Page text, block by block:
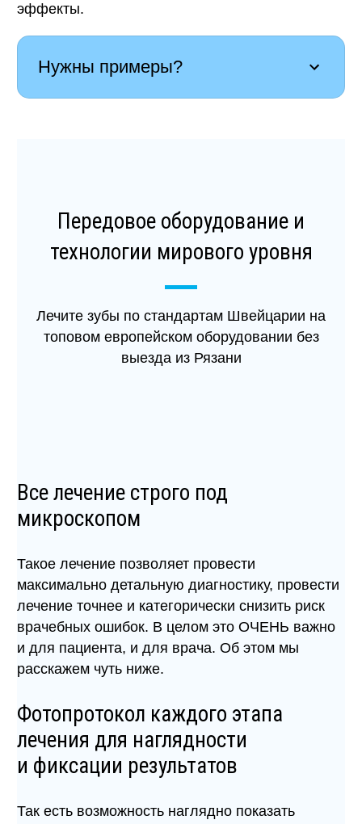
эффекты.
Нужны примеры?
Передовое оборудование и
технологии мирового уровня
Лечите зубы по стандартам Швейцарии на
топовом европейском оборудовании без
выезда из Рязани
Все лечение строго под
микроскопом
Такое лечение позволяет провести
максимально детальную диагностику, провести
лечение точнее и категорически снизить риск
врачебных ошибок. В целом это ОЧЕНЬ важно
и для пациента, и для врача. Об этом мы
расскажем чуть ниже.
Фотопротокол каждого этапа
лечения для наглядности
и фиксации результатов
Так есть возможность наглядно показать